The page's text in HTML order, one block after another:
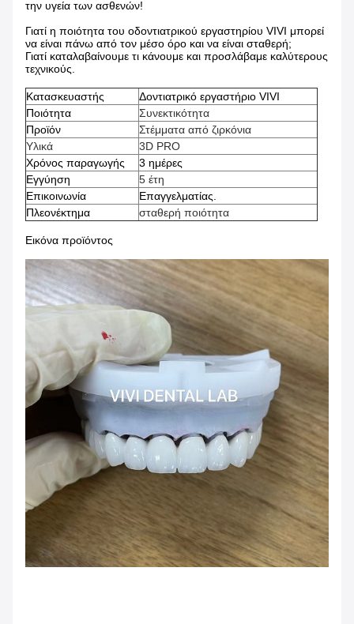
την υγεία των ασθενών!
Γιατί η ποιότητα του οδοντιατρικού εργαστηρίου VIVI μπορεί
να είναι πάνω από τον μέσο όρο και να είναι σταθερή;
Γιατί καταλαβαίνουμε τι κάνουμε και προσλάβαμε καλύτερους
τεχνικούς.
Κατασκευαστής
Δοντιατρικό εργαστήριο VIVI
Ποιότητα
Συνεκτικότητα
Προϊόν
Στέμματα από ζιρκόνια
Υλικά
3D PRO
Χρόνος παραγωγής
3 ημέρες
Εγγύηση
5 έτη
Επικοινωνία
Επαγγελματίας.
Πλεονέκτημα
σταθερή ποιότητα
Εικόνα προϊόντος